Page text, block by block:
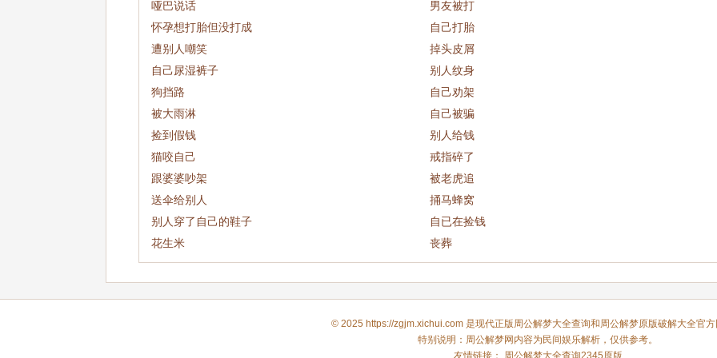
哑巴说话
男友被打
怀孕想打胎但没打成
自己打胎
遭别人嘲笑
掉头皮屑
自己尿湿裤子
别人纹身
狗挡路
自己劝架
被大雨淋
自己被骗
捡到假钱
别人给钱
猫咬自己
戒指碎了
跟婆婆吵架
被老虎追
送伞给别人
捅马蜂窝
别人穿了自己的鞋子
自已在捡钱
花生米
丧葬
© 2025 https://zgjm.xichui.com 是现代正版周公解梦大全查询和周公解梦原版破解大全官
特别说明：周公解梦网内容为民间娱乐解析，仅供参考。
友情链接：
周公解梦大全查询2345原版